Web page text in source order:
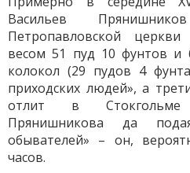
Васильев
Петропавловской
весом 51 пуд 10 фунтов и
колокол (29 пудов 4
приходских людей», а
отлит в
Прянишникова да
обывателей» – он,
часов.